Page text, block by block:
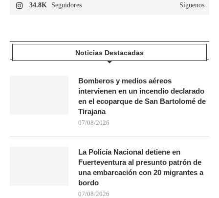
34.8K Seguidores Síguenos
Noticias Destacadas
Bomberos y medios aéreos
intervienen en un incendio declarado
en el ecoparque de San Bartolomé de
Tirajana
07/08/2026
La Policía Nacional detiene en
Fuerteventura al presunto patrón de
una embarcación con 20 migrantes a
bordo
07/08/2026